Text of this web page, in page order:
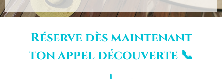
Réserve dès maintenant
ton appel découverte 📞